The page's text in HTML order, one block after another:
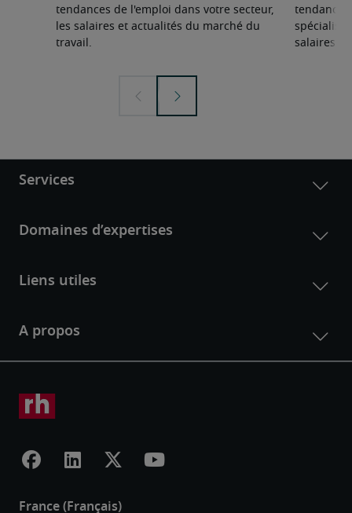
tendances de l'emploi dans votre secteur,
les salaires et actualités du marché du
travail.
salaires